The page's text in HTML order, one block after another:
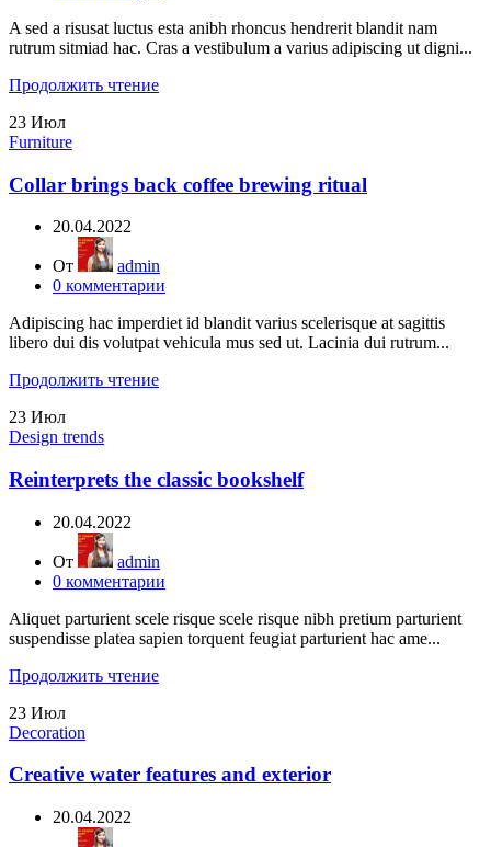
A sed a risusat luctus esta anibh rhoncus hendrerit blandit nam
rutrum sitmiad hac. Cras a vestibulum a varius adipiscing ut digni...
Продолжить чтение
23 Июл
Furniture
Collar brings back coffee brewing ritual
20.04.2022
От
admin
0 комментарии
Adipiscing hac imperdiet id blandit varius scelerisque at sagittis
libero dui dis volutpat vehicula mus sed ut. Lacinia dui rutrum...
Продолжить чтение
23 Июл
Design trends
Reinterprets the classic bookshelf
20.04.2022
От
admin
0 комментарии
Aliquet parturient scele risque scele risque nibh pretium parturient
suspendisse platea sapien torquent feugiat parturient hac ame...
Продолжить чтение
23 Июл
Decoration
Creative water features and exterior
20.04.2022